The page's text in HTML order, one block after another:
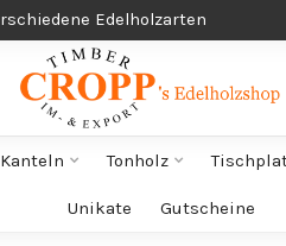
Edelholzarten
Tonholz
Unikate Gutscheine